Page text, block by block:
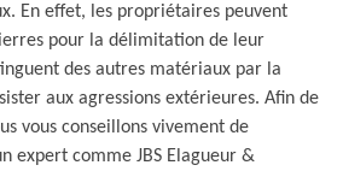
En effet, les propriétaires peuvent
pour la délimitation de leur
des autres matériaux par la
aux agressions extérieures. Afin de
vous conseillons vivement de
expert comme JBS Elagueur &